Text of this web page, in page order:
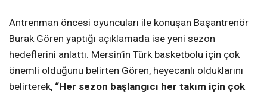
Antrenman öncesi oyuncuları ile konuşan Başantrenör
Burak Gören yaptığı açıklamada ise yeni sezon
hedeflerini anlattı. Mersin’in Türk basketbolu için çok
önemli olduğunu belirten Gören, heyecanlı olduklarını
belirterek, “Her sezon başlangıcı her takım için çok